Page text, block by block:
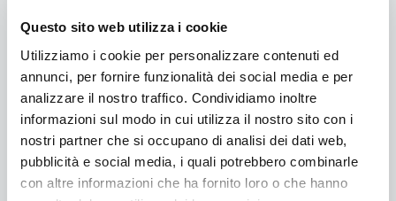
Questo sito web utilizza i cookie
Utilizziamo i cookie per personalizzare contenuti ed
annunci, per fornire funzionalità dei social media e per
analizzare il nostro traffico. Condividiamo inoltre
informazioni sul modo in cui utilizza il nostro sito con i
nostri partner che si occupano di analisi dei dati web,
pubblicità e social media, i quali potrebbero combinarle
con altre informazioni che ha fornito loro o che hanno
Richiedi un preventivo
Richiedi informazioni sul prodotto